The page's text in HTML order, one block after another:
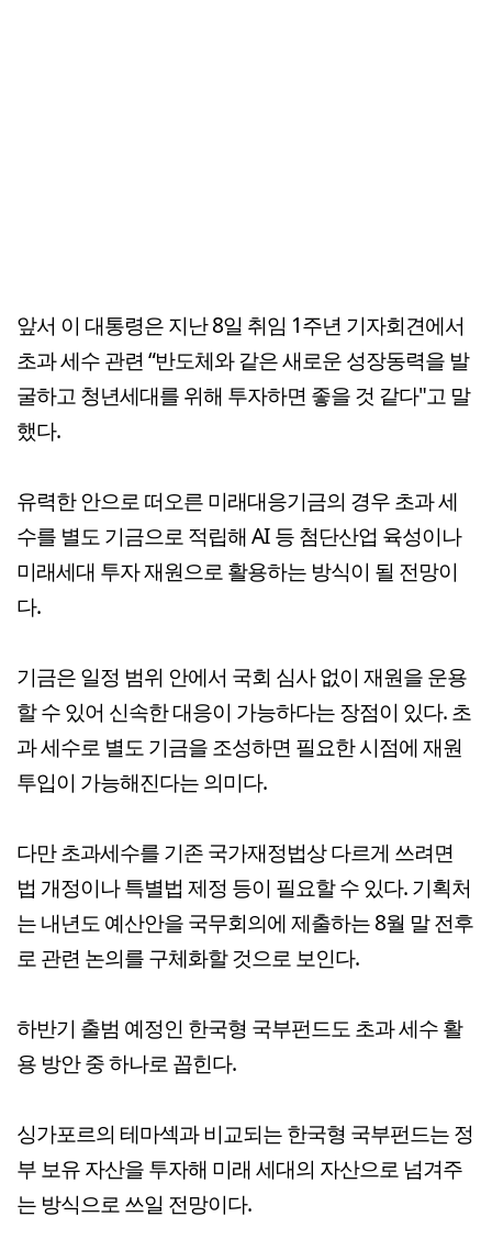
앞서 이 대통령은 지난 8일 취임 1주년 기자회견에서
초과 세수 관련 “반도체와 같은 새로운 성장동력을 발
굴하고 청년세대를 위해 투자하면 좋을 것 같다"고 말
했다.
유력한 안으로 떠오른 미래대응기금의 경우 초과 세
수를 별도 기금으로 적립해 AI 등 첨단산업 육성이나
미래세대 투자 재원으로 활용하는 방식이 될 전망이
다.
기금은 일정 범위 안에서 국회 심사 없이 재원을 운용
할 수 있어 신속한 대응이 가능하다는 장점이 있다. 초
과 세수로 별도 기금을 조성하면 필요한 시점에 재원
투입이 가능해진다는 의미다.
다만 초과세수를 기존 국가재정법상 다르게 쓰려면
법 개정이나 특별법 제정 등이 필요할 수 있다. 기획처
는 내년도 예산안을 국무회의에 제출하는 8월 말 전후
로 관련 논의를 구체화할 것으로 보인다.
하반기 출범 예정인 한국형 국부펀드도 초과 세수 활
용 방안 중 하나로 꼽힌다.
싱가포르의 테마섹과 비교되는 한국형 국부펀드는 정
부 보유 자산을 투자해 미래 세대의 자산으로 넘겨주
는 방식으로 쓰일 전망이다.